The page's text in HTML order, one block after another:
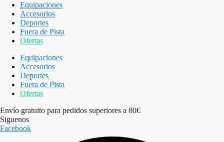
Equipaciones
Accesorios
Deportes
Fuera de Pista
Ofertas
Equipaciones
Accesorios
Deportes
Fuera de Pista
Ofertas
Envío gratuito para pedidos superiores a 80€
Siguenos
Facebook